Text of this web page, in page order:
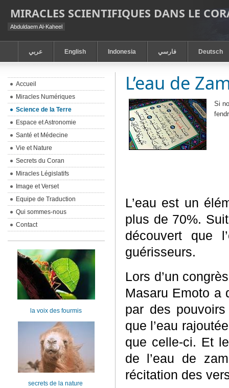
MIRACLES SCIENTIFIQUES DANS LE
Abduldaem Al-Kaheel
عربي English Indonesia فارسي Deutsch
L’eau de
Si
L’eau est un
plus de 70%.
découvert que
guérisseurs.
Lors d’un
Masaru Emoto a
par des
que l’eau
que celle-ci. Et
de l’eau de
récitation des
Accueil
Miracles Numériques
Science de la Terre
Espace et Astronomie
Santé et Médecine
Vie et Nature
Secrets du Coran
Miracles Législatifs
Image et Verset
Equipe de Traduction
Qui sommes-nous
Contact
la voix des fourmis
secrets de la nature